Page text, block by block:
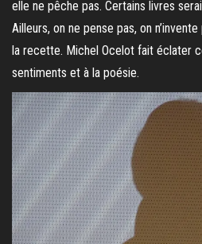
elle ne pêche pas. Certains livres
Ailleurs, on ne pense pas, on
la recette. Michel Ocelot fait éclater
sentiments et à la poésie.